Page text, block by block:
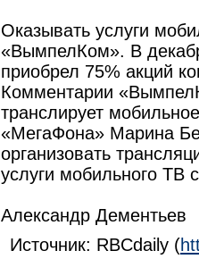
Оказывать услуги
«ВымпелКом». В
приобрел 75% акций
Комментарии
транслирует
«МегаФона» Марина
организовать
услуги мобильного ТВ
Александр Дементьев
Источник: RBCdaily (